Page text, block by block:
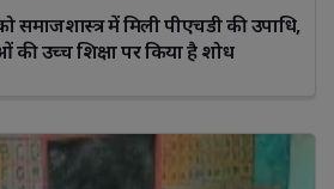
समाजशास्त्र में मिली पीएचडी की उपाधि,
उच्च शिक्षा पर किया है शोध